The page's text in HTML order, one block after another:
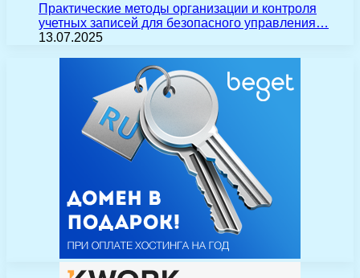
Практические методы организации и контроля
учетных записей для безопасного управления…
13.07.2025